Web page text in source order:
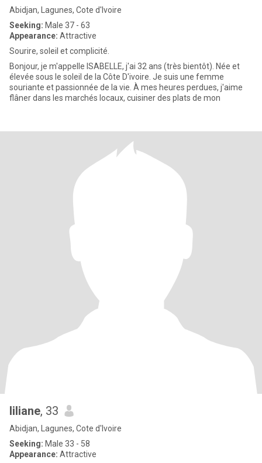
Abidjan, Lagunes, Cote d'Ivoire
Seeking: Male 37 - 63
Appearance: Attractive
Sourire, soleil et complicité.
Bonjour, je m'appelle ISABELLE, j'ai 32 ans (très bientôt). Née et
élevée sous le soleil de la Côte D'ivoire. Je suis une femme
souriante et passionnée de la vie. À mes heures perdues, j'aime
flâner dans les marchés locaux, cuisiner des plats de mon
liliane, 33
Abidjan, Lagunes, Cote d'Ivoire
Seeking: Male 33 - 58
Appearance: Attractive